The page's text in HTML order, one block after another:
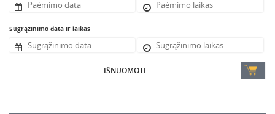
Sodo ir miško įranga
Suvirinimo įranga
Vandens ir purvo siurbliai
Sugrąžinimo data ir laikas
IŠNUOMOTI